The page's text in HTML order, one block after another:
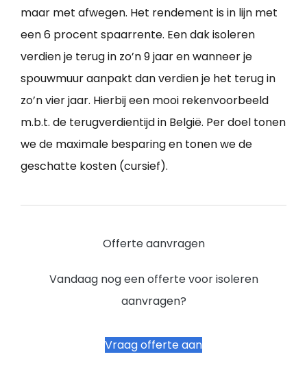
maar met afwegen. Het rendement is in lijn met
een 6 procent spaarrente. Een dak isoleren
verdien je terug in zo’n 9 jaar en wanneer je
spouwmuur aanpakt dan verdien je het terug in
zo’n vier jaar. Hierbij een mooi rekenvoorbeeld
m.b.t. de terugverdientijd in België. Per doel tonen
we de maximale besparing en tonen we de
geschatte kosten (cursief).
Offerte aanvragen
Vandaag nog een offerte voor isoleren
aanvragen?
Vraag offerte aan